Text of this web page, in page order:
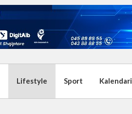
Lifestyle Sport Kalendari